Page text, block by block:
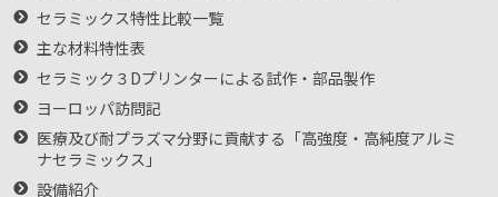
セラミックス特性比較一覧
主な材料特性表
セラミック３Dプリンターによる試作・部品製作
ヨーロッパ訪問記
医療及び耐プラズマ分野に貢献する「高強度・高純度アルミ
ナセラミックス」
設備紹介